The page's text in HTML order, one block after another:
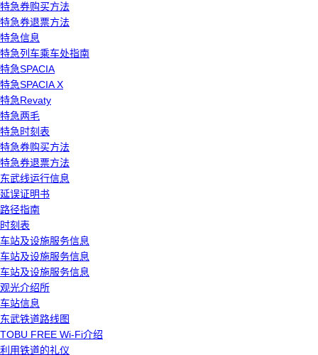
特急券购买方法
特急券退票方法
特急信息
特急列车乘车处指南
特急SPACIA
特急SPACIA X
特急Revaty
特急两毛
特急时刻表
特急券购买方法
特急券退票方法
东武线运行信息
延误证明书
路径指南
时刻表
车站及设施服务信息
车站及设施服务信息
车站及设施服务信息
观光介绍所
车站信息
东武铁道路线图
TOBU FREE Wi-Fi介绍
利用铁道的礼仪